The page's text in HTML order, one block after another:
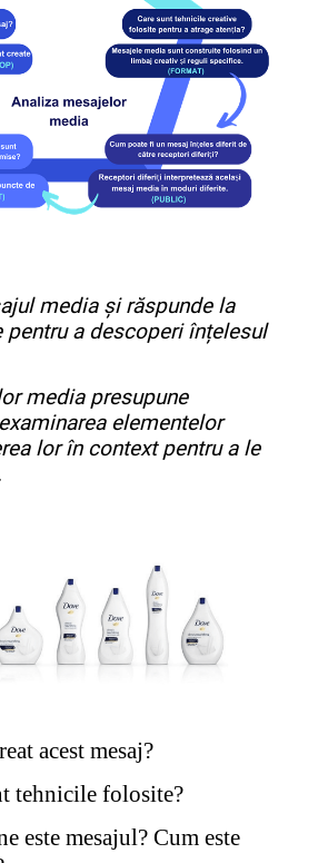
media și răspunde la
pentru a descoperi înțelesul
media presupune
elementelor
lor în context pentru a le
acest mesaj?
tehnicile folosite?
este mesajul? Cum este